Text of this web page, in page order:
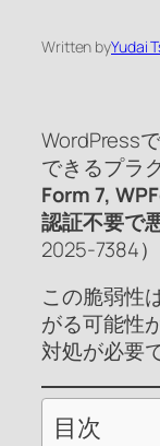
Written byYudai
WordPress
できるプラ
Form 7,
認証不要で
2025-7384
この脆弱性
がる可能性
対処が必要で
目次